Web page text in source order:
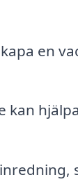
en
kan